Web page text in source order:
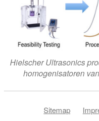
Hielscher Ultrasonics
homogenisatoren van
Sitemap